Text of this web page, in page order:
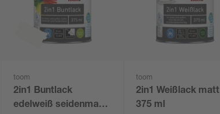
toom
2in1 Buntlack
edelweiß seidenmatt
toom
2in1 Weißlack matt
375 ml